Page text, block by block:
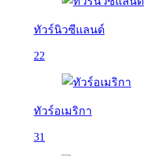
ทัวร์นิวซีแลนด์
22
ทัวร์อเมริกา
31